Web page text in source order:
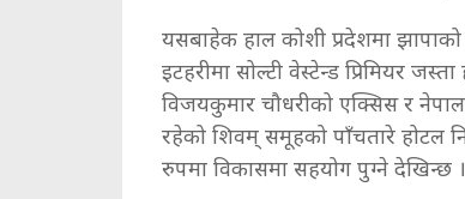
यसबाहेक हाल कोशी प्रदेशमा झापाको
इटहरीमा सोल्टी वेस्टेन्ड प्रिमियर
विजयकुमार चौधरीको एक्सिस र नेपाल
रहेको शिवम् समूहको पाँचतारे होटल
रुपमा विकासमा सहयोग पुग्ने देखिन्छ ।